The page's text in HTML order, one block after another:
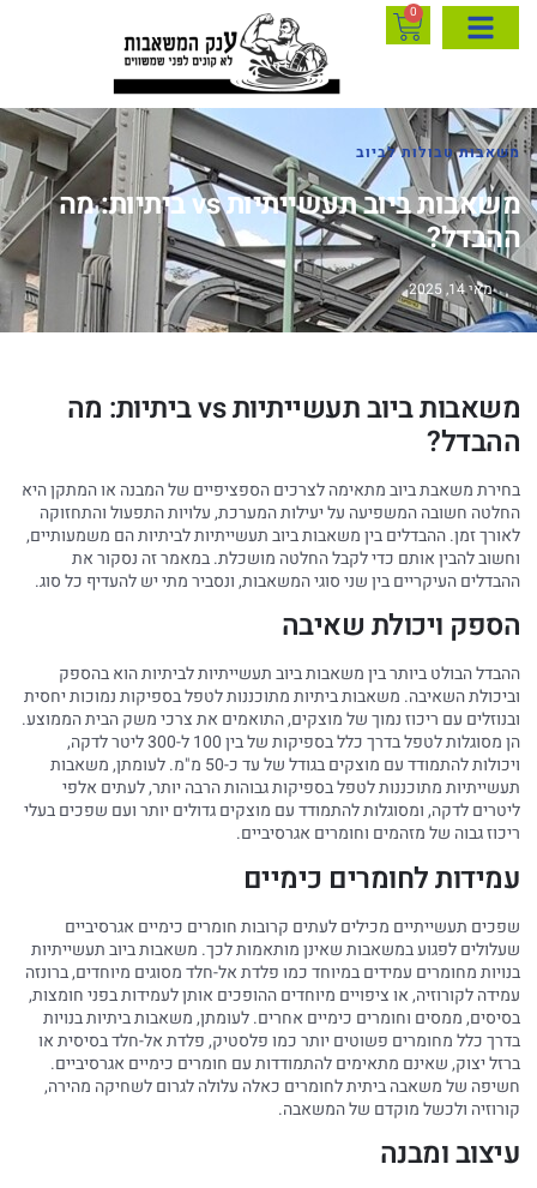
0
משאבות טבולות לביוב
משאבות ביוב תעשייתיות vs ביתיות: מה
ההבדל?
מאי 14, 2025
משאבות ביוב תעשייתיות vs ביתיות: מה
ההבדל?
בחירת משאבת ביוב מתאימה לצרכים הספציפיים של המבנה או המתקן היא
החלטה חשובה המשפיעה על יעילות המערכת, עלויות התפעול והתחזוקה
לאורך זמן. ההבדלים בין משאבות ביוב תעשייתיות לביתיות הם משמעותיים,
וחשוב להבין אותם כדי לקבל החלטה מושכלת. במאמר זה נסקור את
ההבדלים העיקריים בין שני סוגי המשאבות, ונסביר מתי יש להעדיף כל סוג.
הספק ויכולת שאיבה
ההבדל הבולט ביותר בין משאבות ביוב תעשייתיות לביתיות הוא בהספק
וביכולת השאיבה. משאבות ביתיות מתוכננות לטפל בספיקות נמוכות יחסית
ובנוזלים עם ריכוז נמוך של מוצקים, התואמים את צרכי משק הבית הממוצע.
הן מסוגלות לטפל בדרך כלל בספיקות של בין 100 ל-300 ליטר לדקה,
ויכולות להתמודד עם מוצקים בגודל של עד כ-50 מ"מ. לעומתן, משאבות
תעשייתיות מתוכננות לטפל בספיקות גבוהות הרבה יותר, לעתים אלפי
ליטרים לדקה, ומסוגלות להתמודד עם מוצקים גדולים יותר ועם שפכים בעלי
ריכוז גבוה של מזהמים וחומרים אגרסיביים.
עמידות לחומרים כימיים
שפכים תעשייתיים מכילים לעתים קרובות חומרים כימיים אגרסיביים
שעלולים לפגוע במשאבות שאינן מותאמות לכך. משאבות ביוב תעשייתיות
בנויות מחומרים עמידים במיוחד כמו פלדת אל-חלד מסוגים מיוחדים, ברונזה
עמידה לקורוזיה, או ציפויים מיוחדים ההופכים אותן לעמידות בפני חומצות,
בסיסים, ממסים וחומרים כימיים אחרים. לעומתן, משאבות ביתיות בנויות
בדרך כלל מחומרים פשוטים יותר כמו פלסטיק, פלדת אל-חלד בסיסית או
ברזל יצוק, שאינם מתאימים להתמודדות עם חומרים כימיים אגרסיביים.
חשיפה של משאבה ביתית לחומרים כאלה עלולה לגרום לשחיקה מהירה,
קורוזיה ולכשל מוקדם של המשאבה.
עיצוב ומבנה